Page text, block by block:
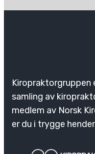
Kiropraktorgruppen
samling av
medlem av Norsk
er du i trygge